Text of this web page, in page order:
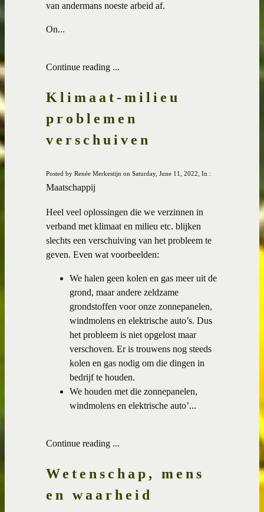
van andermans noeste arbeid af.
On...
Continue reading ...
Klimaat-milieu
problemen
verschuiven
Posted by Renée Merkestijn on Saturday, June 11, 2022, In :
Maatschappij
Heel veel oplossingen die we verzinnen in
verband met klimaat en milieu etc. blijken
slechts een verschuiving van het probleem te
geven. Even wat voorbeelden:
We halen geen kolen en gas meer uit de
grond, maar andere zeldzame
grondstoffen voor onze zonnepanelen,
windmolens en elektrische auto’s. Dus
het probleem is niet opgelost maar
verschoven. Er is trouwens nog steeds
kolen en gas nodig om die dingen in
bedrijf te houden.
We houden met die zonnepanelen,
windmolens en elektrische auto’...
Continue reading ...
Wetenschap, mens
en waarheid